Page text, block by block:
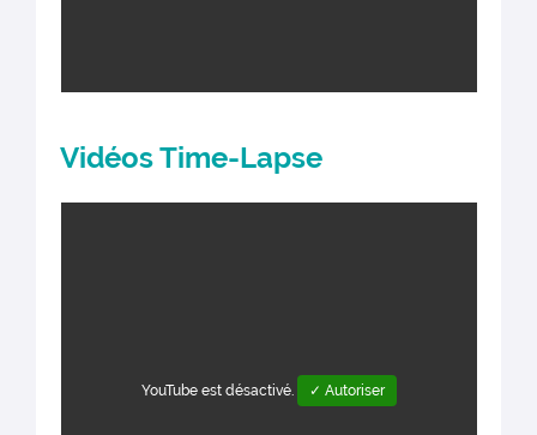
Vidéos Time-Lapse
YouTube est désactivé. ✓ Autoriser